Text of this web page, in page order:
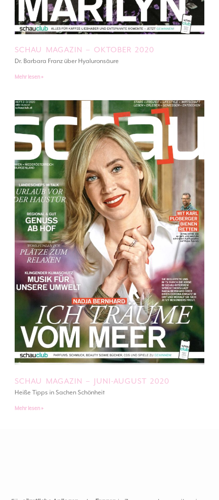
SCHAU MAGAZIN – OKTOBER 2020
Dr. Barbara Franz über Hyaluronsäure
Mehr lesen »
SCHAU MAGAZIN – JUNI-AUGUST 2020
Heiße Tipps in Sachen Schönheit
Mehr lesen »